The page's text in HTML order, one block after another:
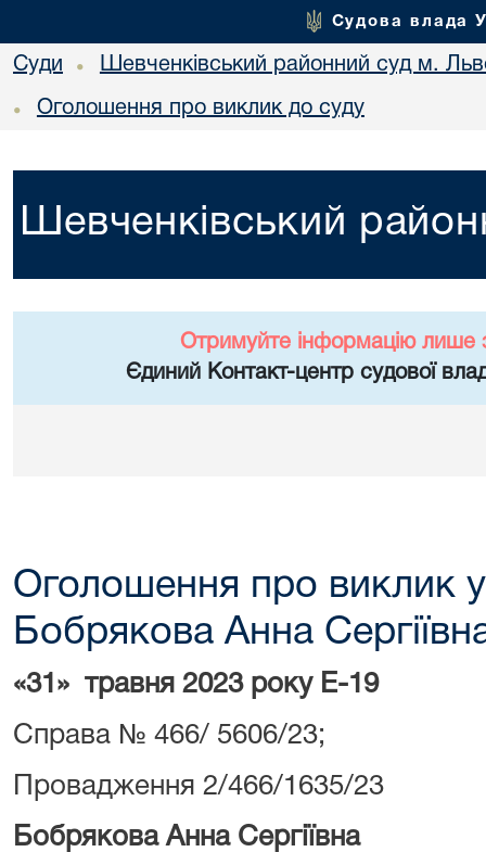
Судова влада
Суди • Шевченківський районний суд м.
• Оголошення про виклик до суду
Шевченківський
Отримуйте інформацію лише
Єдиний Контакт-центр судової
Оголошення про виклик у
Бобрякова Анна
«31» травня 2023 року Е-19
Справа № 466/ 5606/23;
Провадження 2/466/1635/23
Бобрякова Анна Сергіївна